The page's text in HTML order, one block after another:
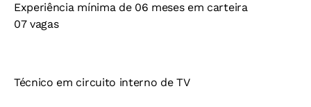
Experiência mínima de 06 meses em carteira
07 vagas
Técnico em circuito interno de TV